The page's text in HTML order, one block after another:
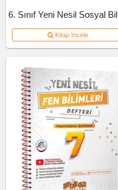
Kitap İncele